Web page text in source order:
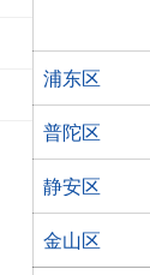
浦东区
普陀区
静安区
金山区